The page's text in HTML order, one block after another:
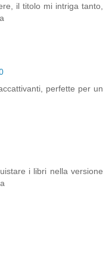
il titolo mi intriga tanto,
perfette per un
i libri nella versione